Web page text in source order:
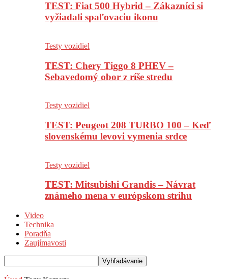
TEST: Fiat 500 Hybrid – Zákazníci si
vyžiadali spaľovaciu ikonu
Testy vozidiel
TEST: Chery Tiggo 8 PHEV –
Sebavedomý obor z ríše stredu
Testy vozidiel
TEST: Peugeot 208 TURBO 100 – Keď
slovenskému levovi vymenia srdce
Testy vozidiel
TEST: Mitsubishi Grandis – Návrat
známeho mena v európskom strihu
Video
Technika
Poradňa
Zaujímavosti